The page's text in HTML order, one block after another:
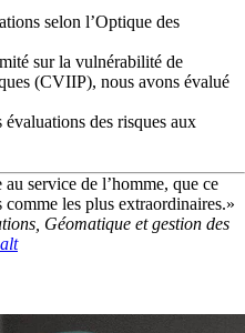
selon l’Optique des
sur la vulnérabilité de
(CVIIP), nous avons évalué
des risques aux
service de l’homme, que ce
comme les plus extraordinaires.»
Géomatique et gestion des